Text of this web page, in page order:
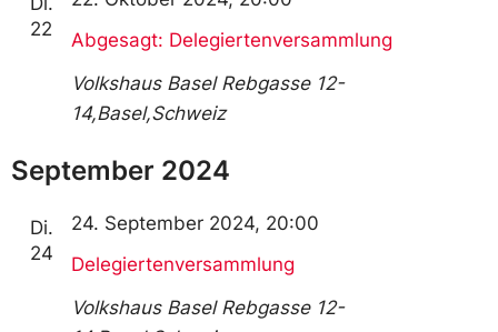
22
Abgesagt: Delegiertenversammlung
Volkshaus Basel Rebgasse 12-
14,Basel,Schweiz
September 2024
Di.
24
Delegiertenversammlung
24. September 2024, 20:00
Volkshaus Basel Rebgasse 12-